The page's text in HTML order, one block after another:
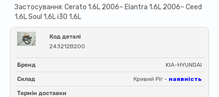
Застосування: Cerato 1.6L 2006~ Elantra 1.6L 2006~ Ceed
1,6L Soul 1,6L i30 1,6L
Код деталі
243212B200
Бренд KIA-HYUNDAI
Склад Кривий Ріг - наявність
Термін доставки